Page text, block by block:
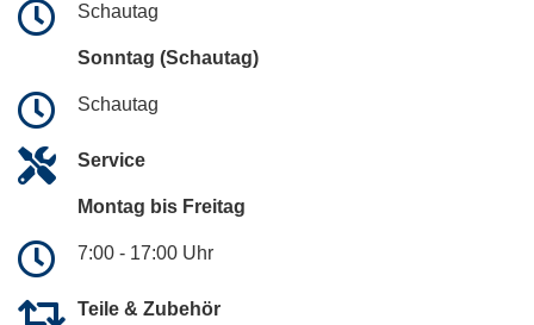
Schautag
Sonntag (Schautag)
Schautag
Service
Montag bis Freitag
7:00 - 17:00 Uhr
Teile & Zubehör